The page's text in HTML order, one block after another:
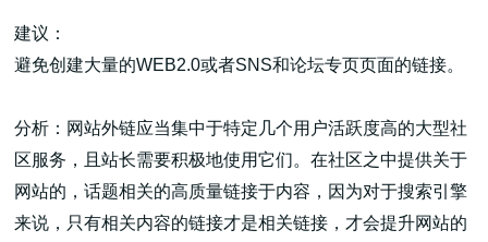
建议：
避免创建大量的WEB2.0或者SNS和论坛专页页面的链接。
分析：网站外链应当集中于特定几个用户活跃度高的大型社
区服务，且站长需要积极地使用它们。在社区之中提供关于
网站的，话题相关的高质量链接于内容，因为对于搜索引擎
来说，只有相关内容的链接才是相关链接，才会提升网站的